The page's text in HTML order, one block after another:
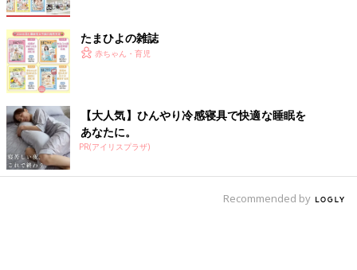
たまひよの雑誌
赤ちゃん・育児
【大人気】ひんやり冷感寝具で快適な睡眠を
あなたに。
PR(アイリスプラザ)
Recommended by